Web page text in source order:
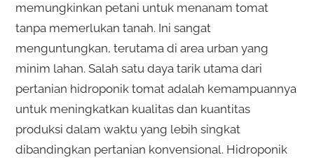
memungkinkan petani untuk menanam tomat
tanpa memerlukan tanah. Ini sangat
menguntungkan, terutama di area urban yang
minim lahan. Salah satu daya tarik utama dari
pertanian hidroponik tomat adalah kemampuannya
untuk meningkatkan kualitas dan kuantitas
produksi dalam waktu yang lebih singkat
dibandingkan pertanian konvensional. Hidroponik